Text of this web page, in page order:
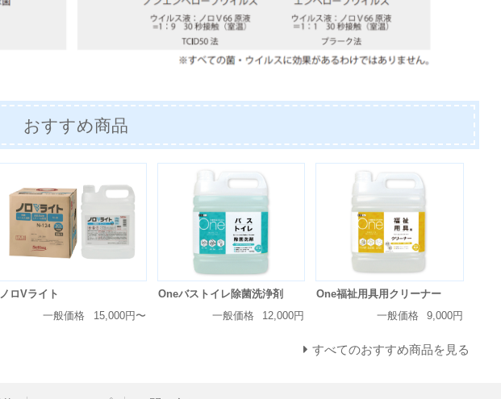
おすすめ商品
ノロVライト
一般価格
15,000円〜
Oneバストイレ除菌洗浄剤
一般価格
12,000円
One福祉用具用クリーナー
一般価格
9,000円
すべてのおすすめ商品を見る